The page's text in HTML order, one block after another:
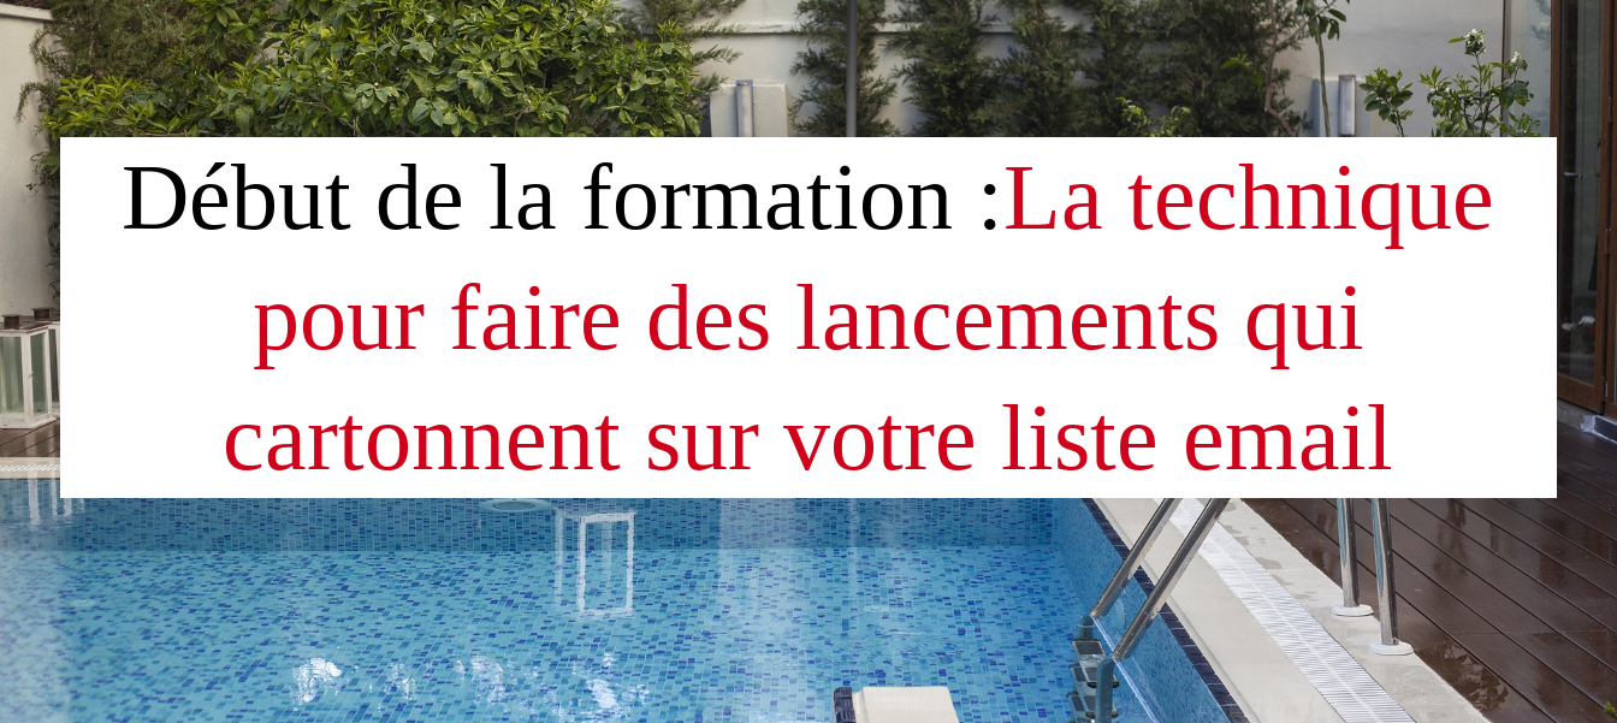
Début de la formation :La technique
pour faire des lancements qui
cartonnent sur votre liste email